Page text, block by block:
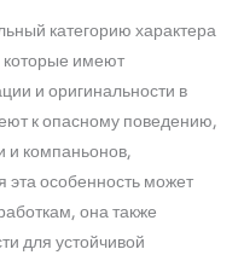
категорию характера
которые имеют
и оригинальности в
к опасному поведению,
и компаньонов,
особенность может
она также
для устойчивой